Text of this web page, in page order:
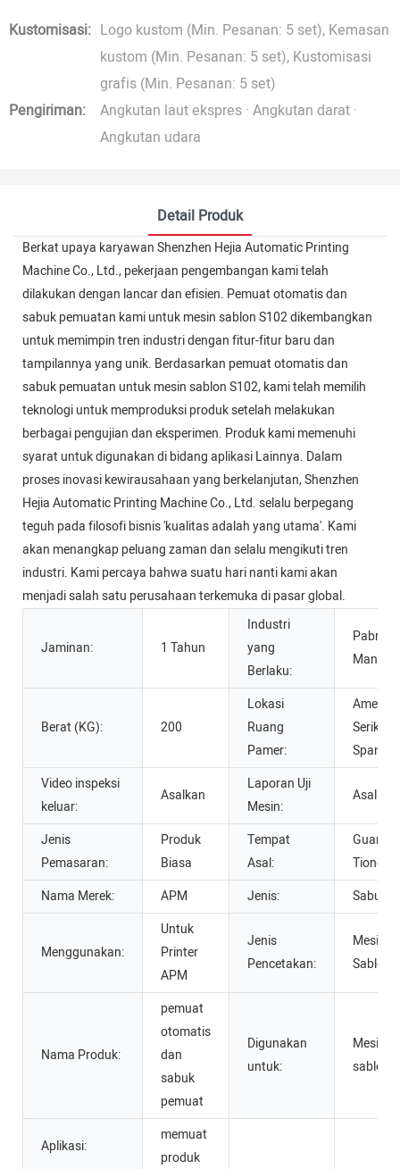
Kustomisasi: Logo kustom (Min. Pesanan: 5 set), Kemasan
kustom (Min. Pesanan: 5 set), Kustomisasi
grafis (Min. Pesanan: 5 set)
Pengiriman:
Angkutan laut ekspres · Angkutan darat ·
Angkutan udara
Detail Produk
Berkat upaya karyawan Shenzhen Hejia Automatic Printing
Machine Co., Ltd., pekerjaan pengembangan kami telah
dilakukan dengan lancar dan efisien. Pemuat otomatis dan
sabuk pemuatan kami untuk mesin sablon S102 dikembangkan
untuk memimpin tren industri dengan fitur-fitur baru dan
tampilannya yang unik. Berdasarkan pemuat otomatis dan
sabuk pemuatan untuk mesin sablon S102, kami telah memilih
teknologi untuk memproduksi produk setelah melakukan
berbagai pengujian dan eksperimen. Produk kami memenuhi
syarat untuk digunakan di bidang aplikasi Lainnya. Dalam
proses inovasi kewirausahaan yang berkelanjutan, Shenzhen
Hejia Automatic Printing Machine Co., Ltd. selalu berpegang
teguh pada filosofi bisnis 'kualitas adalah yang utama'. Kami
akan menangkap peluang zaman dan selalu mengikuti tren
industri. Kami percaya bahwa suatu hari nanti kami akan
menjadi salah satu perusahaan terkemuka di pasar global.
Jaminan: 1 Tahun
Industri
yang
Berlaku:
Pabrik
Berat (KG): 200
Lokasi
Ruang
Pamer:
Amerika
Serikat,
Spanyol
Video inspeksi
keluar:
Asalkan
Laporan Uji
Mesin:
Asalkan
Jenis
Pemasaran:
Produk
Biasa
Tempat
Asal:
Nama Merek:
APM Jenis: Sabuk
Menggunakan:
Untuk
Printer
APM
Jenis
Pencetakan:
Mesin
Sablon
Nama Produk:
pemuat
otomatis
dan
sabuk
pemuat
Digunakan
untuk:
Mesin
sablon
Aplikasi:
memuat
produk